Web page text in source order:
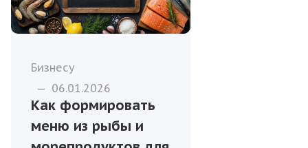
Бизнесу
— 06.01.2026
Как формировать
меню из рыбы и